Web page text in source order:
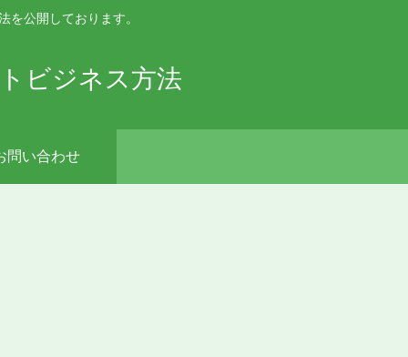
公開しております。
ビジネス方法
問い合わせ